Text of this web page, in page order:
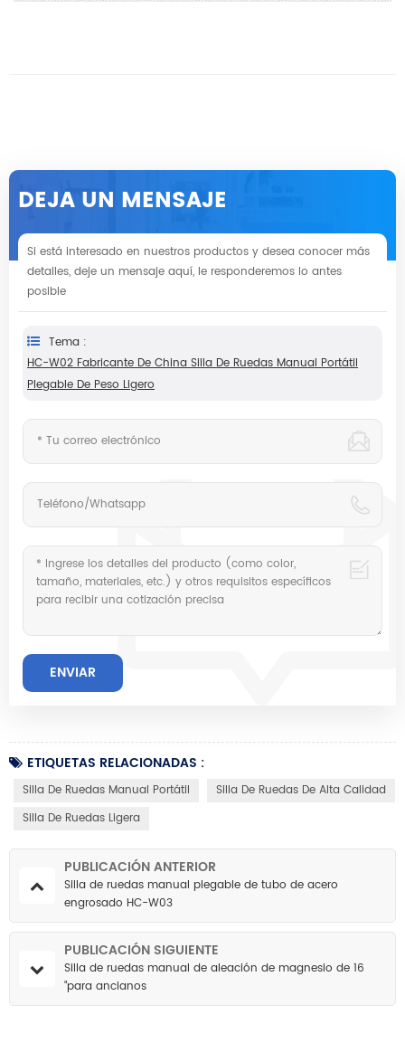
DEJA UN MENSAJE
Si está interesado en nuestros productos y desea conocer más
detalles, deje un mensaje aquí, le responderemos lo antes
posible
Tema :
HC-W02 Fabricante De China Silla De Ruedas Manual Portátil
Plegable De Peso Ligero
ETIQUETAS RELACIONADAS :
Silla De Ruedas Manual Portátil
Silla De Ruedas De Alta Calidad
Silla De Ruedas Ligera
PUBLICACIÓN ANTERIOR
Silla de ruedas manual plegable de tubo de acero
engrosado HC-W03
PUBLICACIÓN SIGUIENTE
Silla de ruedas manual de aleación de magnesio de 16
"para ancianos